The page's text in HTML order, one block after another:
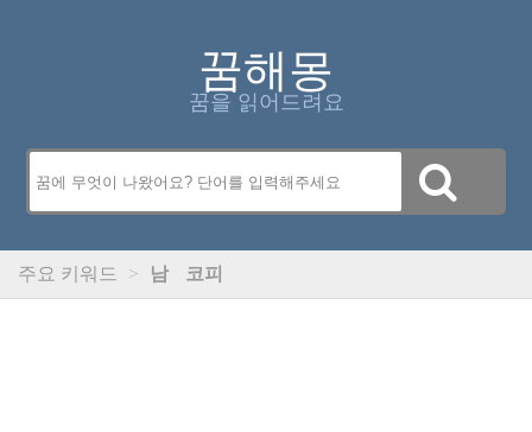
꿈해몽
꿈을 읽어드려요
주요 키워드 > 남 코피